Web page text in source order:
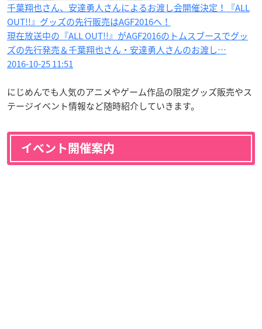
千葉翔也さん、安達勇人さんによるお渡し会開催決定！『ALL
OUT!!』グッズの先行販売はAGF2016へ！
現在放送中の『ALL OUT!!』がAGF2016のトムスブースでグッ
ズの先行発売＆千葉翔也さん・安達勇人さんのお渡し…
2016-10-25 11:51
にじめんでも人気のアニメやゲーム作品の限定グッズ販売やス
テージイベント情報など随時紹介していきます。
イベント開催案内